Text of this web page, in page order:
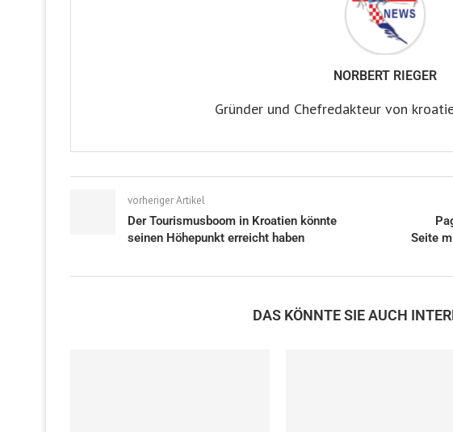
NORBERT RIEGER
Gründer und Chefredakteur von
vorheriger Artikel
Der Tourismusboom in Kroatien könnte
seinen Höhepunkt erreicht haben
Seite
DAS KÖNNTE SIE AUCH